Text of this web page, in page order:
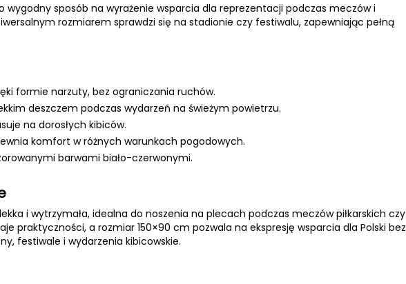
wygodny sposób na wyrażenie wsparcia dla reprezentacji podczas meczów i
rozmiarem sprawdzi się na stadionie czy festiwalu, zapewniając pełną
formie narzuty, bez ograniczania ruchów.
deszczem podczas wydarzeń na świeżym powietrzu.
na dorosłych kibiców.
komfort w różnych warunkach pogodowych.
barwami biało-czerwonymi.
i wytrzymała, idealna do noszenia na plecach podczas meczów piłkarskich czy
praktyczności, a rozmiar 150×90 cm pozwala na ekspresję wsparcia dla Polski bez
festiwale i wydarzenia kibicowskie.